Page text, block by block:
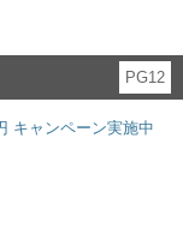
PG12
キャンペーン実施中